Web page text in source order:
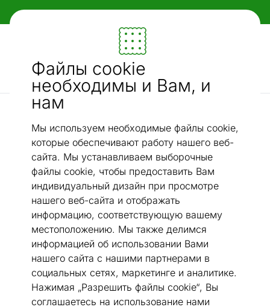
Файлы cookie
необходимы и Вам, и
нам
Мы используем необходимые файлы cookie,
которые обеспечивают работу нашего веб-
сайта. Мы устанавливаем выборочные
файлы cookie, чтобы предоставить Вам
индивидуальный дизайн при просмотре
нашего веб-сайта и отображать
информацию, соответствующую вашему
местоположению. Мы также делимся
информацией об использовании Вами
нашего сайта с нашими партнерами в
социальных сетях, маркетинге и аналитике.
Нажимая „Разрешить файлы cookie“, Вы
соглашаетесь на использование нами
Гибкие и удобные способы оплаты!
Мебель и убранство - ON24
Ищи...
Сейфы